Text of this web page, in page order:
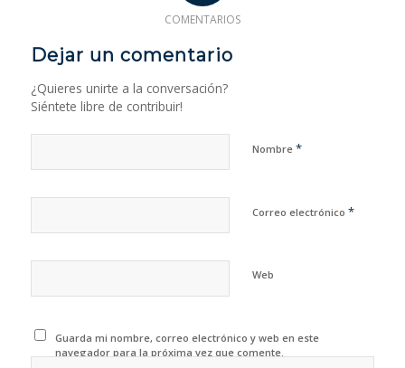
COMENTARIOS
Dejar un comentario
¿Quieres unirte a la conversación?
Siéntete libre de contribuir!
Nombre *
Correo electrónico *
Web
Guarda mi nombre, correo electrónico y web en este
navegador para la próxima vez que comente.